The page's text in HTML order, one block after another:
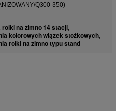
Q300-350)
na zimno 14 stacji,
kolorowych wiązek stożkowych,
rolki na zimno typu stand